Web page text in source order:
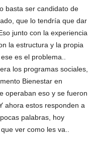
basta ser candidato de
que lo tendría que dar
junto con la experiencia
la estructura y la propia
es el problema..
los programas sociales,
Bienestar en
operaban eso y se fueron
ahora estos responden a
palabras, hoy
ver como les va..